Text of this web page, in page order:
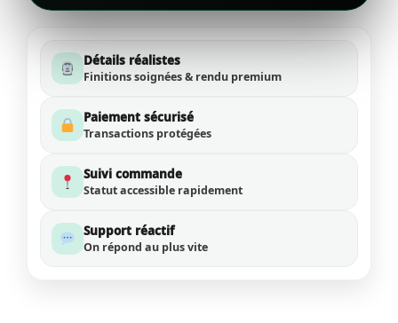
Détails réalistes
Finitions soignées & rendu premium
Paiement sécurisé
Transactions protégées
Suivi commande
Statut accessible rapidement
Support réactif
On répond au plus vite